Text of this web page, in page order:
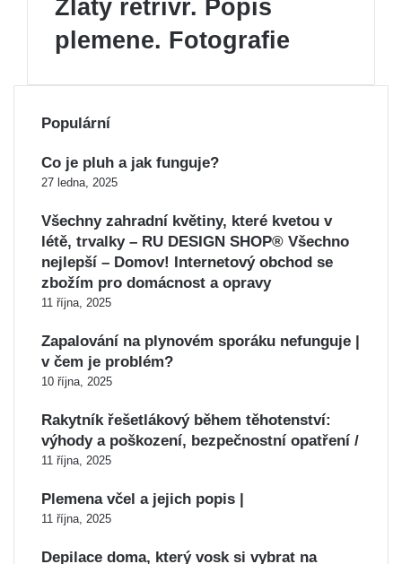
Zlatý retrívr. Popis
plemene. Fotografie
Populární
Co je pluh a jak funguje?
27 ledna, 2025
Všechny zahradní květiny, které kvetou v
létě, trvalky – RU DESIGN SHOP® Všechno
nejlepší – Domov! Internetový obchod se
zbožím pro domácnost a opravy
11 října, 2025
Zapalování na plynovém sporáku nefunguje |
v čem je problém?
10 října, 2025
Rakytník řešetlákový během těhotenství:
výhody a poškození, bezpečnostní opatření /
11 října, 2025
Plemena včel a jejich popis |
11 října, 2025
Depilace doma, který vosk si vybrat na